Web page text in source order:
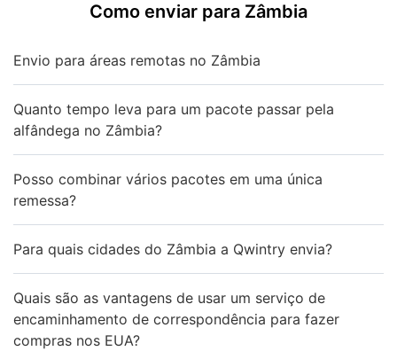
Como enviar para Zâmbia
Envio para áreas remotas no Zâmbia
Quanto tempo leva para um pacote passar pela
alfândega no Zâmbia?
Posso combinar vários pacotes em uma única
remessa?
Para quais cidades do Zâmbia a Qwintry envia?
Quais são as vantagens de usar um serviço de
encaminhamento de correspondência para fazer
compras nos EUA?